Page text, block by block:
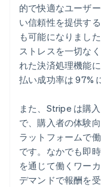
的で快適なユーザ
い信頼性を提供す
も可能になりまし
ストレスを一切な
れた決済処理機能
払い成功率は 97%
また、Stripe は購
で、購入者の体験
ラットフォームで
です。なかでも即
を通じて働くワー
デマンドで報酬を